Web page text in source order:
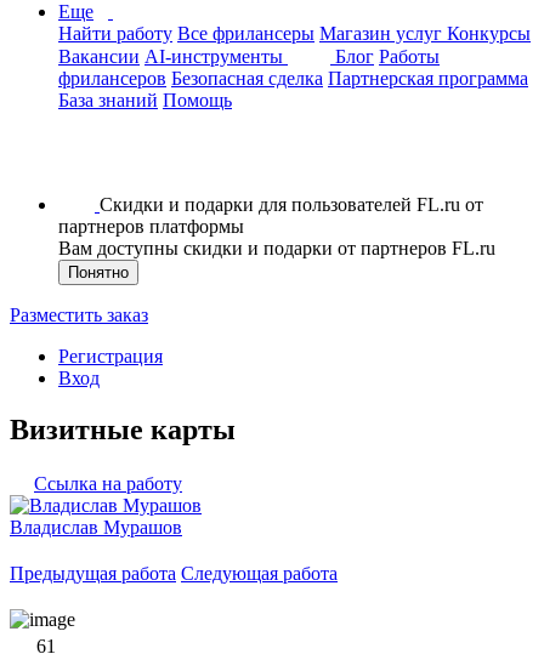
Еще
Найти работу Все фрилансеры Магазин услуг Конкурсы
Вакансии AI-инструменты Блог Работы
фрилансеров Безопасная сделка Партнерская программа
База знаний Помощь
Скидки и подарки для пользователей FL.ru от
партнеров платформы
Вам доступны скидки и подарки от партнеров FL.ru
Понятно
Разместить заказ
Регистрация
Вход
Визитные карты
Ссылка на работу
Владислав Мурашов
Предыдущая работа Следующая работа
61